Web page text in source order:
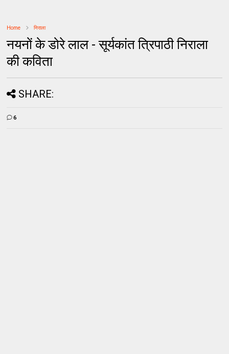
Home निराला
नयनों के डोरे लाल - सूर्यकांत त्रिपाठी निराला
की कविता
SHARE:
6